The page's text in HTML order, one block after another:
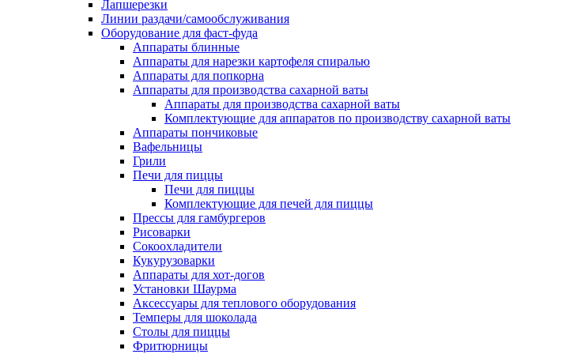
Лапшерезки
Линии раздачи/самообслуживания
Оборудование для фаст-фуда
Аппараты блинные
Аппараты для нарезки картофеля спиралью
Аппараты для попкорна
Аппараты для производства сахарной ваты
Аппараты для производства сахарной ваты
Комплектующие для аппаратов по производству сахарной ваты
Аппараты пончиковые
Вафельницы
Грили
Печи для пиццы
Печи для пиццы
Комплектующие для печей для пиццы
Прессы для гамбургеров
Рисоварки
Сокоохладители
Кукурузоварки
Аппараты для хот-догов
Установки Шаурма
Аксессуары для теплового оборудования
Темперы для шоколада
Столы для пиццы
Фритюрницы